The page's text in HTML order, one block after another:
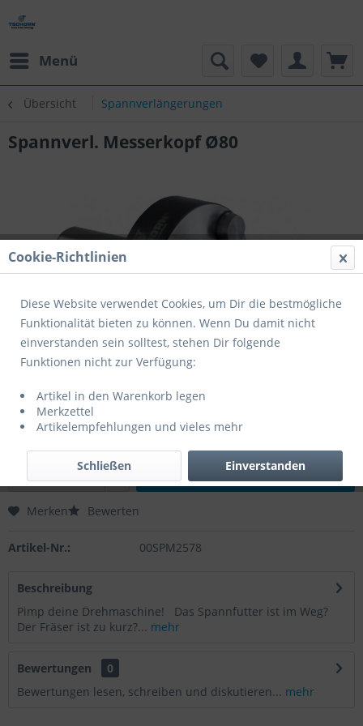
Menü
Übersicht Spannverlängerungen
Spannverl. Messerkopf Ø80
194,40 € *
Inhalt: 1 Stück
zzgl. MwSt.zzgl. Versandkosten
Warenkorb
Merken Bewerten
Artikel-Nr.: 00SPM2578
Beschreibung
Pimp deine Drehmaschine! Das Spannfutter ist im Weg?
Der Fräser ist zu kurz?... mehr
Bewertungen
0
Bewertungen lesen, schreiben und diskutieren... mehr
Cookie-Richtlinien
Diese Website verwendet Cookies, um Dir die bestmögliche
Funktionalität bieten zu können. Wenn Du damit nicht
einverstanden sein solltest, stehen Dir folgende
Funktionen nicht zur Verfügung:
Artikel in den Warenkorb legen
Merkzettel
Artikelempfehlungen und vieles mehr
Einverstanden
Schließen